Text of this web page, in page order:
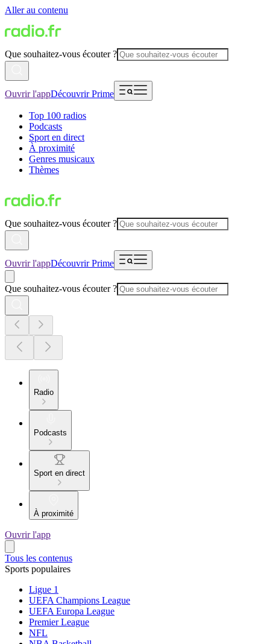
Aller au contenu
Que souhaitez-vous écouter ?
Ouvrir l'appDécouvrir Prime
Top 100 radios
Podcasts
Sport en direct
À proximité
Genres musicaux
Thèmes
Que souhaitez-vous écouter ?
Ouvrir l'appDécouvrir Prime
Que souhaitez-vous écouter ?
Radio
Podcasts
Sport en direct
À proximité
Ouvrir l'app
Tous les contenus
Sports populaires
Ligue 1
UEFA Champions League
UEFA Europa League
Premier League
NFL